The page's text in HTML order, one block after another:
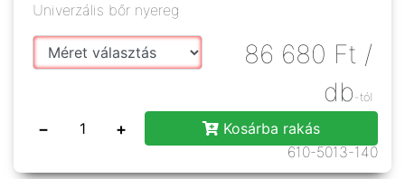
Univerzális bőr nyereg
86 680 Ft /
db -tól
− +
Kosárba rakás
610-5013-140